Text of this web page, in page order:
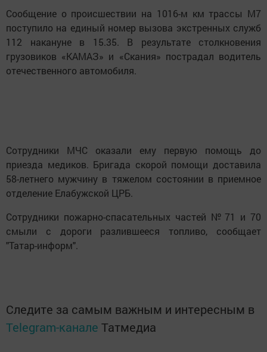
Сообщение о происшествии на 1016-м км трассы М7
поступило на единый номер вызова экстренных служб
112 накануне в 15.35. В результате столкновения
грузовиков «КАМАЗ» и «Скания» пострадал водитель
отечественного автомобиля.
Сотрудники МЧС оказали ему первую помощь до
приезда медиков. Бригада скорой помощи доставила
58-летнего мужчину в тяжелом состоянии в приемное
отделение Елабужской ЦРБ.
Сотрудники пожарно-спасательных частей №71 и 70
смыли с дороги разлившееся топливо, сообщает
"Татар-информ".
Следите за самым важным и интересным в
Telegram-канале Татмедиа